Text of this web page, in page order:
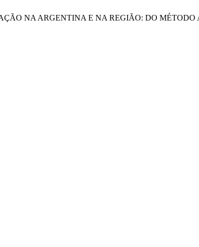
NA ARGENTINA E NA REGIÃO: DO